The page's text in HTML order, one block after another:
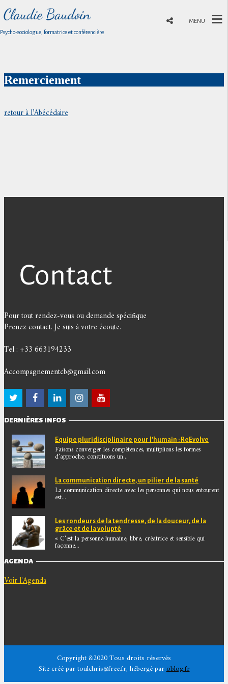
Psycho-sociologue, formatrice et conférencière
MENU
Remerciement
retour à l’Abécédaire
Pour tout rendez-vous ou demande spécifique
Prenez contact. Je suis à votre écoute.
Tel : +33 663194233
Accompagnementcb@gmail.com
DERNIÈRES INFOS
Equipe pluridisciplinaire pour l’humain : ReEvolve
Faisons converger les compétences, multiplions les formes
d’approche, constituons un...
La communication directe, un pilier de la santé
La communication directe avec les personnes qui nous entourent
est...
Les rondeurs de la tendresse, de la douceur, de la
grâce et de la volupté
« C’est la personne humaine, libre, créatrice et sensible qui
façonne...
AGENDA
Voir l'Agenda
Copyright &2020 Tous droits réservés
Site créé par toulchris@free.fr, hébergé paroblog.fr